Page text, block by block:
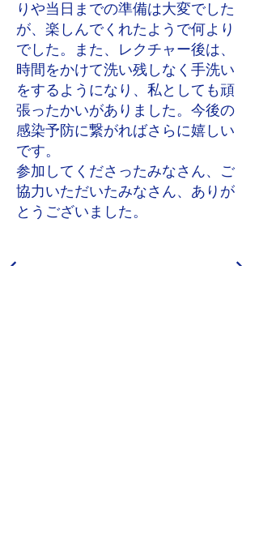
りや当日までの準備は大変でした
が、楽しんでくれたようで何より
でした。また、レクチャー後は、
時間をかけて洗い残しなく手洗い
をするようになり、私としても頑
張ったかいがありました。今後の
感染予防に繋がればさらに嬉しい
です。
参加してくださったみなさん、ご
協力いただいたみなさん、ありが
とうございました。